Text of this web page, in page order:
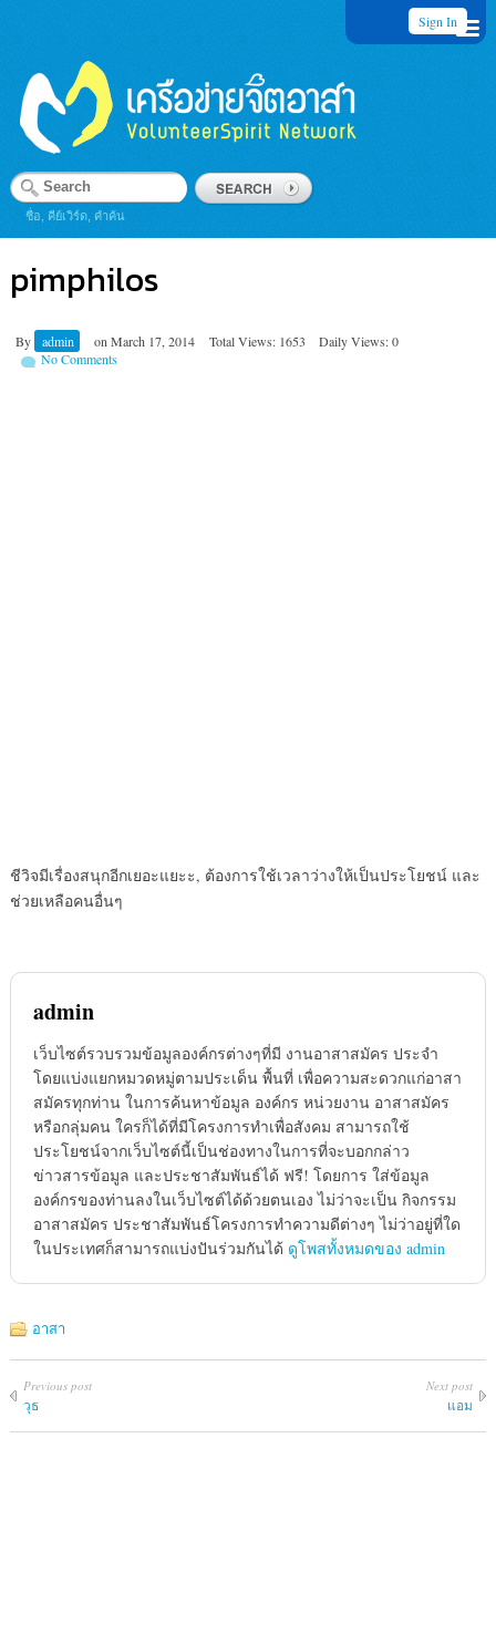
Sign In
ชื่อ, คีย์เวิร์ด, คำค้น
pimphilos
By admin on March 17, 2014 Total Views: 1653
Daily Views: 0
No Comments
ชีวิจมีเรื่องสนุกอีกเยอะแยะะ, ต้องการใช้เวลาว่างให้เป็นประโยชน์ และ
ช่วยเหลือคนอื่นๆ
admin
เว็บไซต์รวบรวมข้อมูลองค์กรต่างๆที่มี งานอาสาสมัคร ประจำ
โดยแบ่งแยกหมวดหมู่ตามประเด็น พื้นที่ เพื่อความสะดวกแก่อาสา
สมัครทุกท่าน ในการค้นหาข้อมูล องค์กร หน่วยงาน อาสาสมัคร
หรือกลุ่มคน ใครก็ได้ที่มีโครงการทำเพื่อสังคม สามารถใช้
ประโยชน์จากเว็บไซต์นี้เป็นช่องทางในการที่จะบอกกล่าว
ข่าวสารข้อมูล และประชาสัมพันธ์ได้ ฟรี! โดยการ ใส่ข้อมูล
องค์กรของท่านลงในเว็บไซต์ได้ด้วยตนเอง ไม่ว่าจะเป็น กิจกรรม
อาสาสมัคร ประชาสัมพันธ์โครงการทำความดีต่างๆ ไม่ว่าอยู่ที่ใด
ในประเทศก็สามารถแบ่งปันร่วมกันได้ ดูโพสทั้งหมดของ admin
อาสา
Previous post
วุธ
Next post
แอม